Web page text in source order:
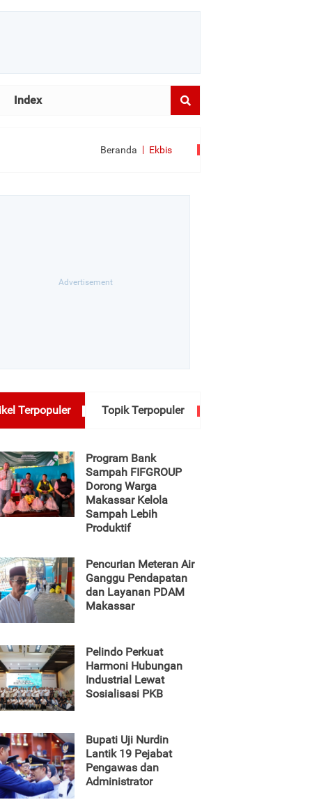
Index
Beranda Ekbis
Terpopuler Topik Terpopuler
Program Bank
Sampah FIFGROUP
Dorong Warga
Makassar Kelola
Sampah Lebih
Produktif
Pencurian Meteran Air
Ganggu Pendapatan
dan Layanan PDAM
Makassar
Pelindo Perkuat
Harmoni Hubungan
Industrial Lewat
Sosialisasi PKB
Bupati Uji Nurdin
Lantik 19 Pejabat
Pengawas dan
Administrator